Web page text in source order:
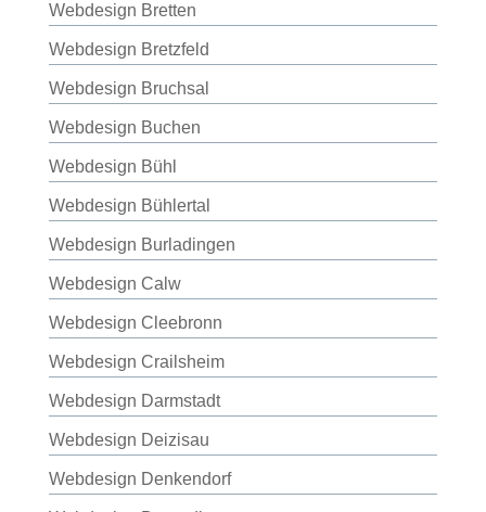
Webdesign Bretten
Webdesign Bretzfeld
Webdesign Bruchsal
Webdesign Buchen
Webdesign Bühl
Webdesign Bühlertal
Webdesign Burladingen
Webdesign Calw
Webdesign Cleebronn
Webdesign Crailsheim
Webdesign Darmstadt
Webdesign Deizisau
Webdesign Denkendorf